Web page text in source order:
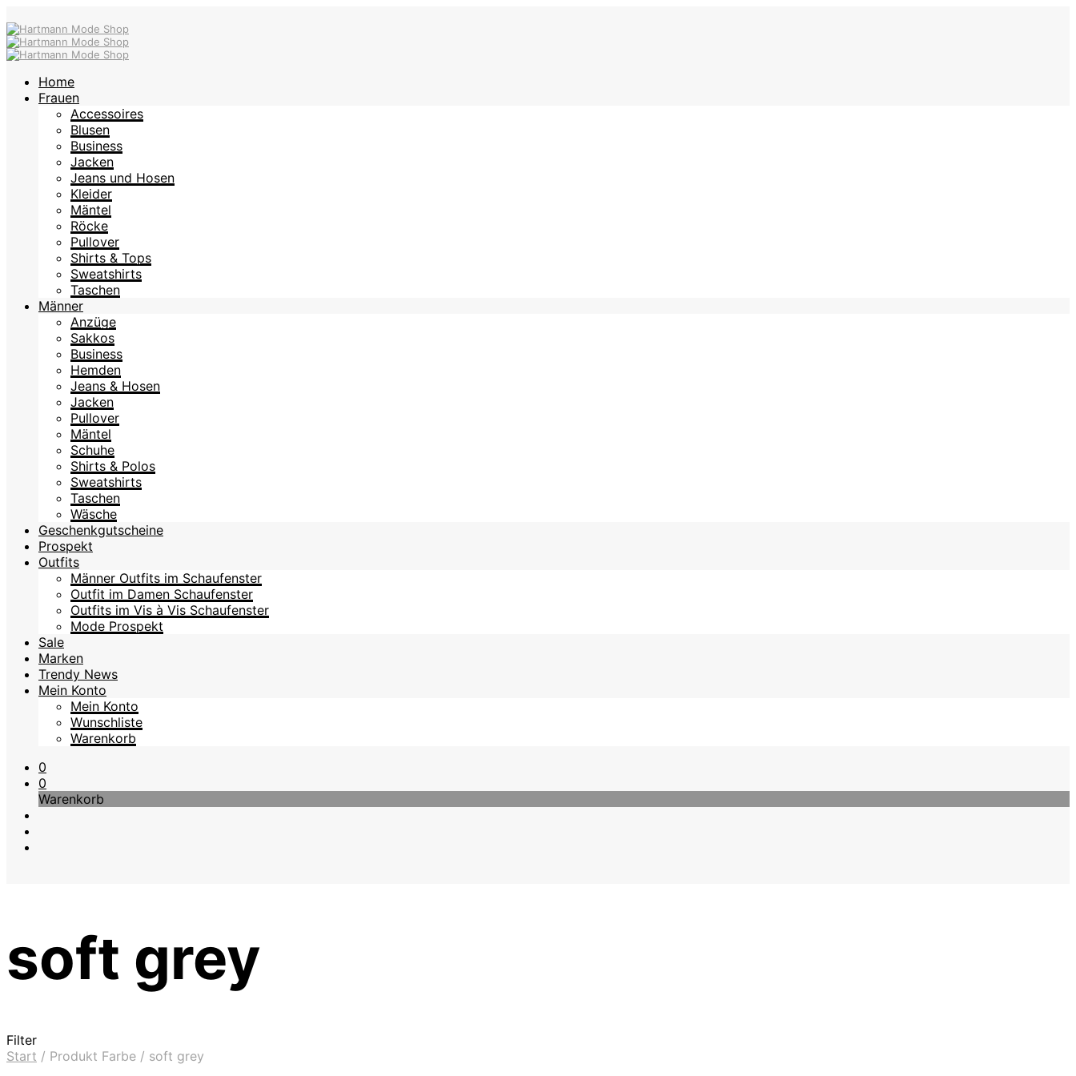
Home
Frauen
Accessoires
Blusen
Business
Jacken
Jeans und Hosen
Kleider
Mäntel
Röcke
Pullover
Shirts & Tops
Sweatshirts
Taschen
Männer
Anzüge
Sakkos
Business
Hemden
Jeans & Hosen
Jacken
Pullover
Mäntel
Schuhe
Shirts & Polos
Sweatshirts
Taschen
Wäsche
Geschenkgutscheine
Prospekt
Outfits
Männer Outfits im Schaufenster
Outfit im Damen Schaufenster
Outfits im Vis à Vis Schaufenster
Mode Prospekt
Sale
Marken
Trendy News
Mein Konto
Mein Konto
Wunschliste
Warenkorb
0
0
Warenkorb
soft grey
Filter
Start / Produkt Farbe / soft grey